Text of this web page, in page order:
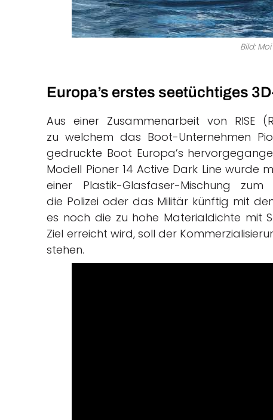
Bild:
Europa’s erstes seetüchtiges
Aus einer Zusammenarbeit von RISE
zu welchem das Boot-Unternehmen
gedruckte Boot Europa’s
Modell Pioner 14 Active Dark Line wurde
einer Plastik-Glasfaser-Mischung
die Polizei oder das Militär künftig mit
es noch die zu hohe Materialdichte mit
Ziel erreicht wird, soll der
stehen.